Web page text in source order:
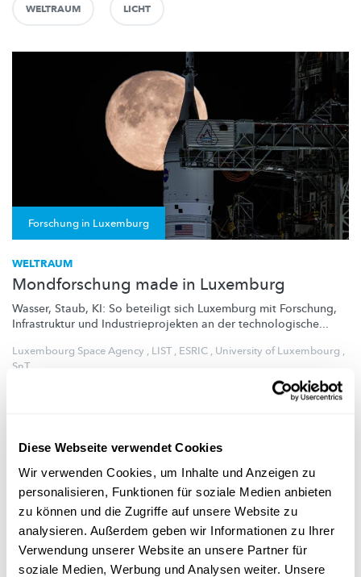
Diese Webseite verwendet Cookies
Wir verwenden Cookies, um Inhalte und Anzeigen zu
personalisieren, Funktionen für soziale Medien anbieten
zu können und die Zugriffe auf unsere Website zu
analysieren. Außerdem geben wir Informationen zu Ihrer
Verwendung unserer Website an unsere Partner für
soziale Medien, Werbung und Analysen weiter. Unsere
WELTRAUM LICHT
Forschung in Luxemburg
WELTRAUM
Mondforschung made in Luxemburg
Wasser, Staub, KI: So beteiligt sich Luxemburg mit Forschung,
Infrastruktur und Industrieprojekten an der technologische...
Luxembourg Space Agency , LIST, ESRIC , University of Luxembourg ,
SnT